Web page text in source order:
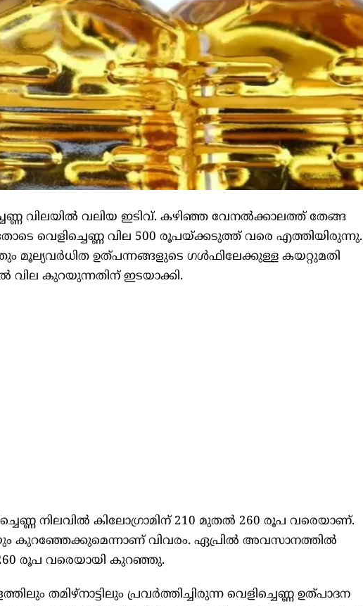
വിലയില്‍ വലിയ ഇടിവ്. കഴിഞ്ഞ വേനല്‍ക്കാലത്ത് തേങ്ങ
വെളിച്ചെണ്ണ വില 500 രൂപയ്ക്കടുത്ത് വരെ എത്തിയിരുന്നു.
മൂല്യവര്‍ധിത ഉത്പന്നങ്ങളുടെ ഗള്‍ഫിലേക്കുള്ള കയറ്റുമതി
കുറയുന്നതിന് ഇടയാക്കി.
നിലവില്‍ കിലോഗ്രാമിന് 210 മുതല്‍ 260 രൂപ വരെയാണ്.
കുറഞ്ഞേക്കുമെന്നാണ് വിവരം. ഏപ്രില്‍ അവസാനത്തില്‍
260 രൂപ വരെയായി കുറഞ്ഞു.
തമിഴ്‌നാട്ടിലും പ്രവര്‍ത്തിച്ചിരുന്ന വെളിച്ചെണ്ണ ഉത്പാദന